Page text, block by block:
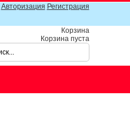
Авторизация Регистрация
Корзина
Корзина пуста